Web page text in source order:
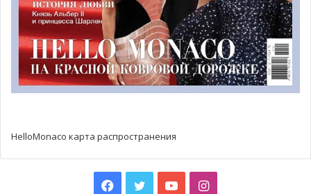
HelloMonaco карта распространения
Facebook
TwitterYouTubeInstagram